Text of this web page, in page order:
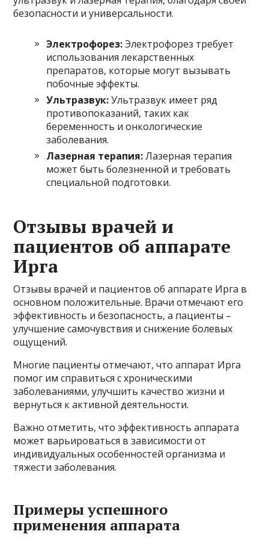
безопасности и универсальности.
Электрофорез:Электрофорез требует
использования лекарственных
препаратов, которые могут вызывать
побочные эффекты.
Ультразвук:Ультразвук имеет ряд
противопоказаний, таких как
беременность и онкологические
заболевания.
Лазерная терапия:Лазерная терапия
может быть болезненной и требовать
специальной подготовки.
Отзывы врачей и
пациентов об аппарате
Ирга
Отзывы врачей и пациентов об аппарате Ирга в
основном положительные. Врачи отмечают его
эффективность и безопасность, а пациенты –
улучшение самочувствия и снижение болевых
ощущений.
Многие пациенты отмечают, что аппарат Ирга
помог им справиться с хроническими
заболеваниями, улучшить качество жизни и
вернуться к активной деятельности.
Важно отметить, что эффективность аппарата
может варьироваться в зависимости от
индивидуальных особенностей организма и
тяжести заболевания.
Примеры успешного
применения аппарата